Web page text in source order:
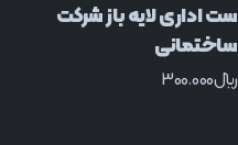
ست اداری لایه باز شرکت
ساختمانی
﷼300.000